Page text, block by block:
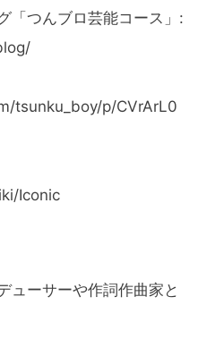
「つんブロ芸能コース」:
tsunku_boy/p/CVrArL0
Iconic
ューサーや作詞作曲家と